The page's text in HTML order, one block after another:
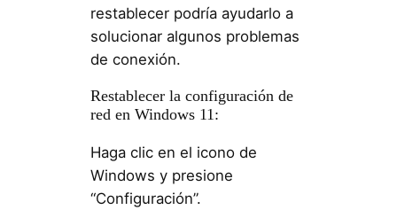
restablecer podría ayudarlo a
solucionar algunos problemas
de conexión.
Restablecer la configuración de
red en Windows 11:
Haga clic en el icono de
Windows y presione
“Configuración”.